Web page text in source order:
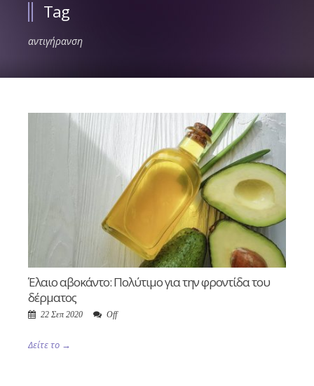
Tag
αντιγήρανση
Έλαιο αβοκάντο: Πολύτιμο για την φροντίδα του
δέρματος
22 Σεπ 2020 Off
Δείτε το →